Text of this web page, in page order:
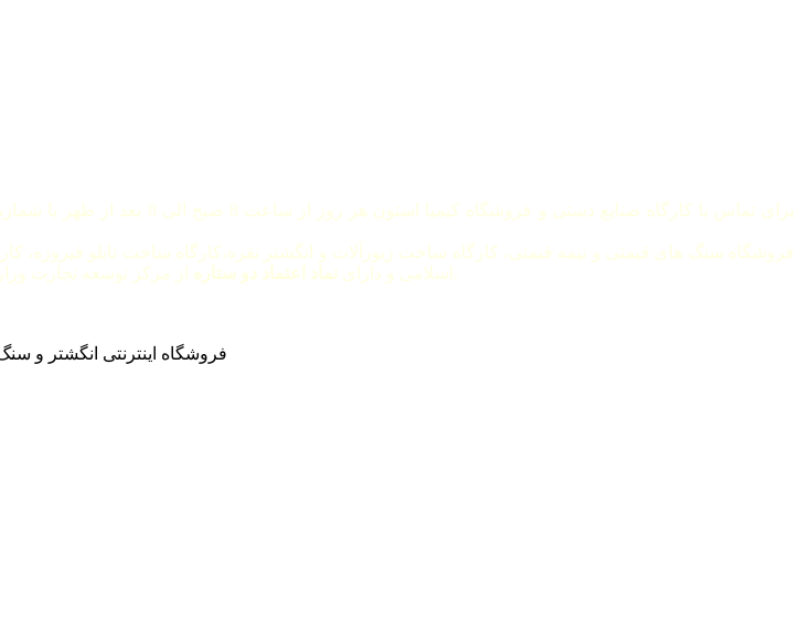
برای تماس با کارگاه صنایع دستی و فروشگاه کیمیا استون هر روز از ساعت 8 صبح الی 8 بعد از ظهر با شماره تلفن
فروشگاه سنگ های قیمتی و نیمه قیمتی، کارگاه ساخت زیورآلات و انگشتر نقره،کارگاه ساخت تابلو
اسلامی و دارای نماد اعتماد دو ستاره از مرکز توسعه تجارت